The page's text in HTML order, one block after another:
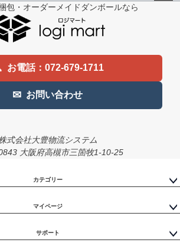
包・オーダーメイドダンボールなら
お電話：072-679-1711
✉ お問い合わせ
式会社大豊物流システム
大阪府高槻市三箇牧1-10-25
カテゴリー
マイページ
サポート